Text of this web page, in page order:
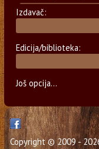
Izdavač:
Edicija/biblioteka:
Još opcija...
Copyright © 2009 -